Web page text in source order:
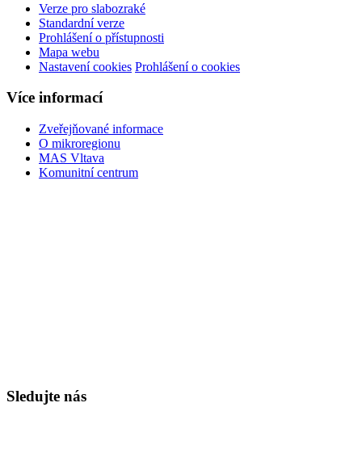
Verze pro slabozraké
Standardní verze
Prohlášení o přístupnosti
Mapa webu
Nastavení cookies Prohlášení o cookies
Více informací
Zveřejňované informace
O mikroregionu
MAS Vltava
Komunitní centrum
Sledujte nás